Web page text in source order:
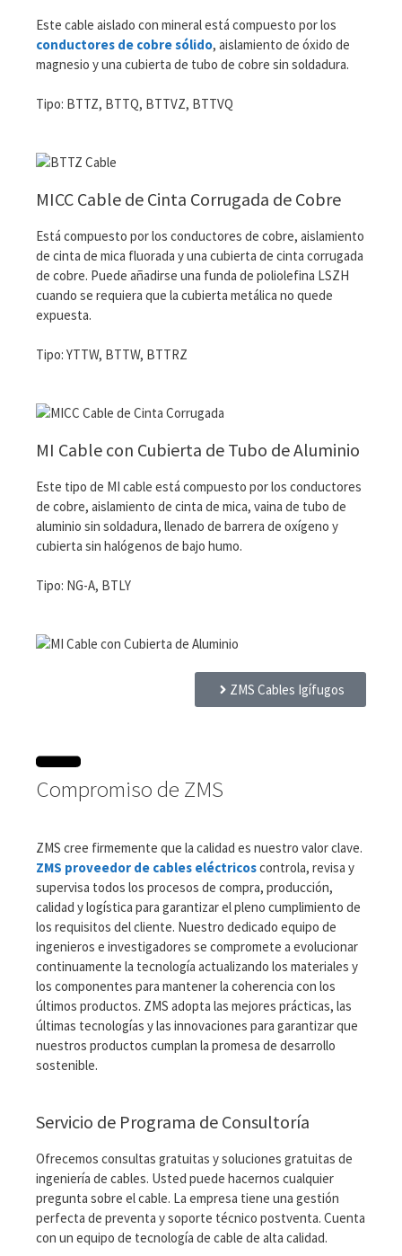
Este cable aislado con mineral está compuesto por los
conductores de cobre sólido, aislamiento de óxido de
magnesio y una cubierta de tubo de cobre sin soldadura.
Tipo: BTTZ, BTTQ, BTTVZ, BTTVQ
MICC Cable de Cinta Corrugada de Cobre
Está compuesto por los conductores de cobre, aislamiento
de cinta de mica fluorada y una cubierta de cinta corrugada
de cobre. Puede añadirse una funda de poliolefina LSZH
cuando se requiera que la cubierta metálica no quede
expuesta.
Tipo: YTTW, BTTW, BTTRZ
MI Cable con Cubierta de Tubo de Aluminio
Este tipo de MI cable está compuesto por los conductores
de cobre, aislamiento de cinta de mica, vaina de tubo de
aluminio sin soldadura, llenado de barrera de oxígeno y
cubierta sin halógenos de bajo humo.
Tipo: NG-A, BTLY
ZMS Cables Igífugos
Compromiso de ZMS
ZMS cree firmemente que la calidad es nuestro valor clave.
ZMS proveedor de cables eléctricoscontrola, revisa y
supervisa todos los procesos de compra, producción,
calidad y logística para garantizar el pleno cumplimiento de
los requisitos del cliente. Nuestro dedicado equipo de
ingenieros e investigadores se compromete a evolucionar
continuamente la tecnología actualizando los materiales y
los componentes para mantener la coherencia con los
últimos productos. ZMS adopta las mejores prácticas, las
últimas tecnologías y las innovaciones para garantizar que
nuestros productos cumplan la promesa de desarrollo
sostenible.
Servicio de Programa de Consultoría
Ofrecemos consultas gratuitas y soluciones gratuitas de
ingeniería de cables. Usted puede hacernos cualquier
pregunta sobre el cable. La empresa tiene una gestión
perfecta de preventa y soporte técnico postventa. Cuenta
con un equipo de tecnología de cable de alta calidad.